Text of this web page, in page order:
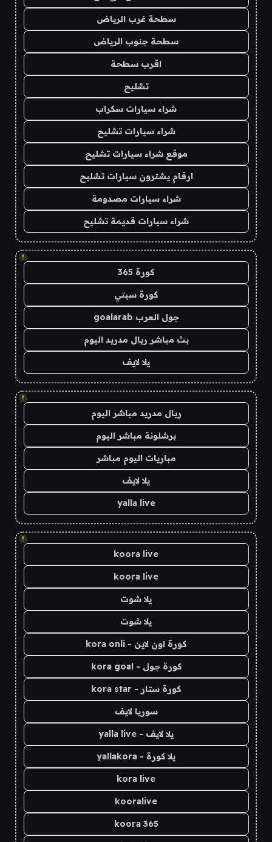
سطحة غرب الرياض
سطحة جنوب الرياض
اقرب سطحة
تشليح
شراء سيارات سكراب
شراء سيارات تشليح
موقع شراء سيارات تشليح
ارقام يشترون سيارات تشليح
شراء سيارات مصدومة
شراء سيارات قديمة تشليح
!
كورة 365
كورة سيتي
جول العرب goalarab
بث مباشر ريال مدريد اليوم
يلا لايف
!
ريال مدريد مباشر اليوم
برشلونة مباشر اليوم
مباريات اليوم مباشر
يلا لايف
yalla live
!
koora live
koora live
يلا شوت
يلا شوت
كورة اون لاين - kora onli
كورة جول - kora goal
كورة ستار - kora star
سوريا لايف
يلا لايف - yalla live
يلا كورة - yallakora
kora live
kooralive
koora 365